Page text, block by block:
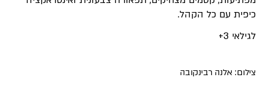
כיפית עם כל הקהל.
לגילאי 3+
צילום: אלנה רבינקובה